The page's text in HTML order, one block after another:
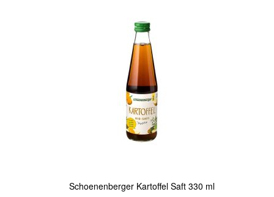
Schoenenberger Kartoffel Saft 330 ml